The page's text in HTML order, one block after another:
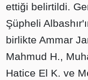
ettiği belirtildi.
Şüpheli
birlikte Ammar
Mahmud H.,
Hatice El K. ve